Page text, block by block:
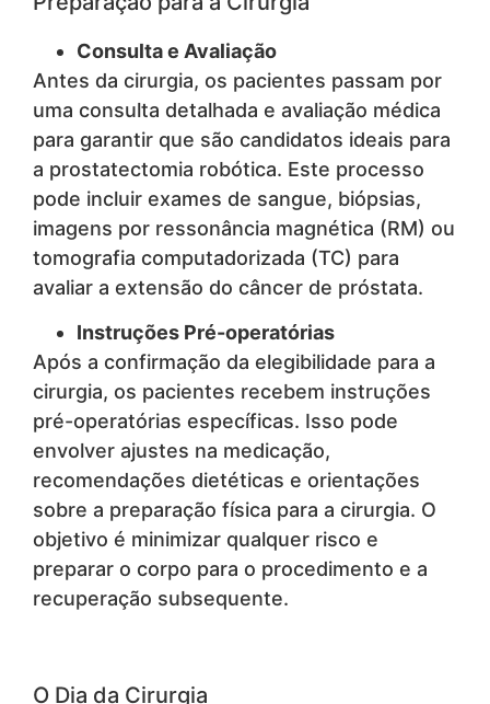
Consulta e Avaliação
Antes da cirurgia, os pacientes passam por
uma consulta detalhada e avaliação médica
para garantir que são candidatos ideais para
a prostatectomia robótica. Este processo
pode incluir exames de sangue, biópsias,
imagens por ressonância magnética (RM) ou
tomografia computadorizada (TC) para
avaliar a extensão do câncer de próstata.
Instruções Pré-operatórias
Após a confirmação da elegibilidade para a
cirurgia, os pacientes recebem instruções
pré-operatórias específicas. Isso pode
envolver ajustes na medicação,
recomendações dietéticas e orientações
sobre a preparação física para a cirurgia. O
objetivo é minimizar qualquer risco e
preparar o corpo para o procedimento e a
recuperação subsequente.
O Dia da Cirurgia